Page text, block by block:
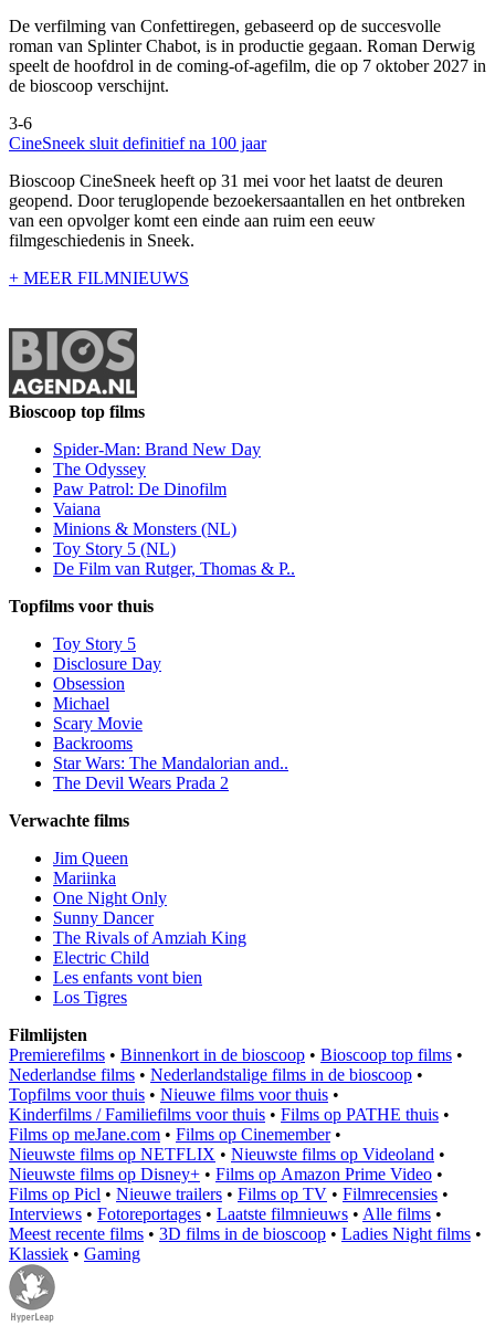
De verfilming van Confettiregen, gebaseerd op de succesvolle
roman van Splinter Chabot, is in productie gegaan. Roman Derwig
speelt de hoofdrol in de coming-of-agefilm, die op 7 oktober 2027 in
de bioscoop verschijnt.
3-6
CineSneek sluit definitief na 100 jaar
Bioscoop CineSneek heeft op 31 mei voor het laatst de deuren
geopend. Door teruglopende bezoekersaantallen en het ontbreken
van een opvolger komt een einde aan ruim een eeuw
filmgeschiedenis in Sneek.
+ MEER FILMNIEUWS
Bioscoop top films
Spider-Man: Brand New Day
The Odyssey
Paw Patrol: De Dinofilm
Vaiana
Minions & Monsters (NL)
Toy Story 5 (NL)
De Film van Rutger, Thomas & P..
Topfilms voor thuis
Toy Story 5
Disclosure Day
Obsession
Michael
Scary Movie
Backrooms
Star Wars: The Mandalorian and..
The Devil Wears Prada 2
Verwachte films
Jim Queen
Mariinka
One Night Only
Sunny Dancer
The Rivals of Amziah King
Electric Child
Les enfants vont bien
Los Tigres
Filmlijsten
Premierefilms • Binnenkort in de bioscoop • Bioscoop top films •
Nederlandse films • Nederlandstalige films in de bioscoop •
Topfilms voor thuis • Nieuwe films voor thuis •
Kinderfilms / Familiefilms voor thuis • Films op PATHE thuis •
Films op meJane.com • Films op Cinemember•
Nieuwste films op NETFLIX • Nieuwste films op Videoland •
Nieuwste films op Disney+ • Films op Amazon Prime Video •
Films op Picl • Nieuwe trailers • Films op TV • Filmrecensies •
Interviews • Fotoreportages • Laatste filmnieuws • Alle films •
Meest recente films • 3D films in de bioscoop • Ladies Night films •
Klassiek • Gaming